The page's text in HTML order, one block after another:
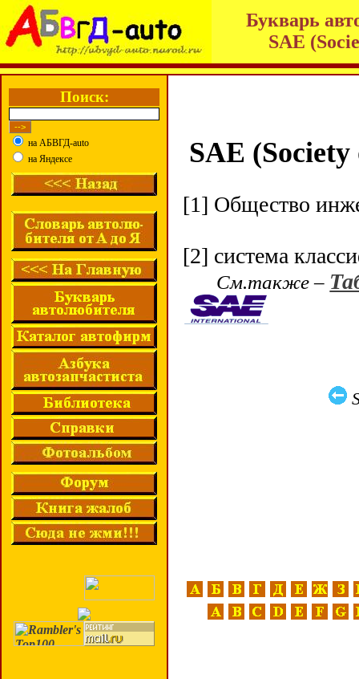
Букварь
SAE
Поиск:
на АБВГД-auto
на Яндексе
SAE
[1] Общество
[2] система
См.также –